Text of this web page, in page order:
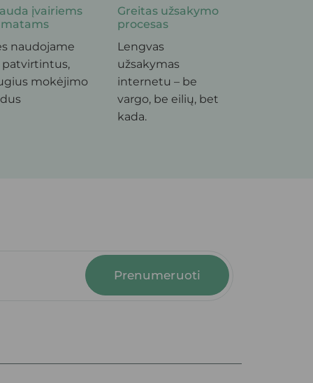
įvairiems
naudojame
mokėjimo
Greitas užsakymo
procesas
Lengvas
užsakymas
internetu – be
vargo, be eilių, bet
kada.